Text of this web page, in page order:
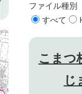
ファイル種別
すべて
こまつ
じ